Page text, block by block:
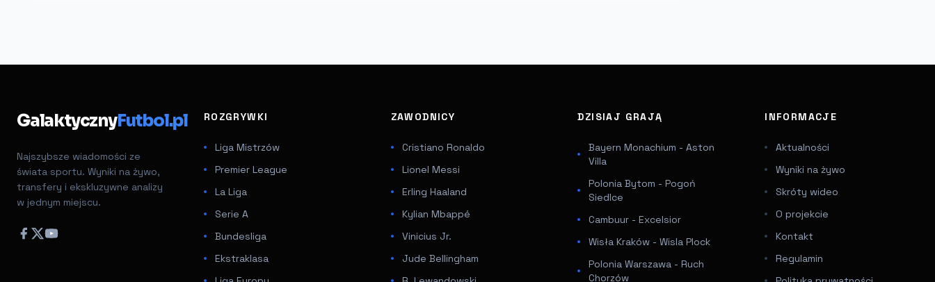
GalaktycznyFutbol.pl
Najszybsze wiadomości ze
świata sportu. Wyniki na żywo,
transfery i ekskluzywne analizy
w jednym miejscu.
ROZGRYWKI
Liga Mistrzów
Premier League
La Liga
Serie A
Bundesliga
Ekstraklasa
ZAWODNICY
Cristiano Ronaldo
Lionel Messi
Erling Haaland
Kylian Mbappé
Vinicius Jr.
Jude Bellingham
DZISIAJ GRAJĄ
Bayern Monachium - Aston
Villa
Polonia Bytom - Pogoń
Siedlce
Cambuur - Excelsior
Wisła Kraków - Wisla Plock
Polonia Warszawa - Ruch
Chorzów
INFORMACJE
Aktualności
Wyniki na żywo
Skróty wideo
O projekcie
Kontakt
Regulamin